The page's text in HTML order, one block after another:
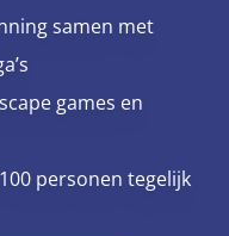
samen met
games en
personen tegelijk